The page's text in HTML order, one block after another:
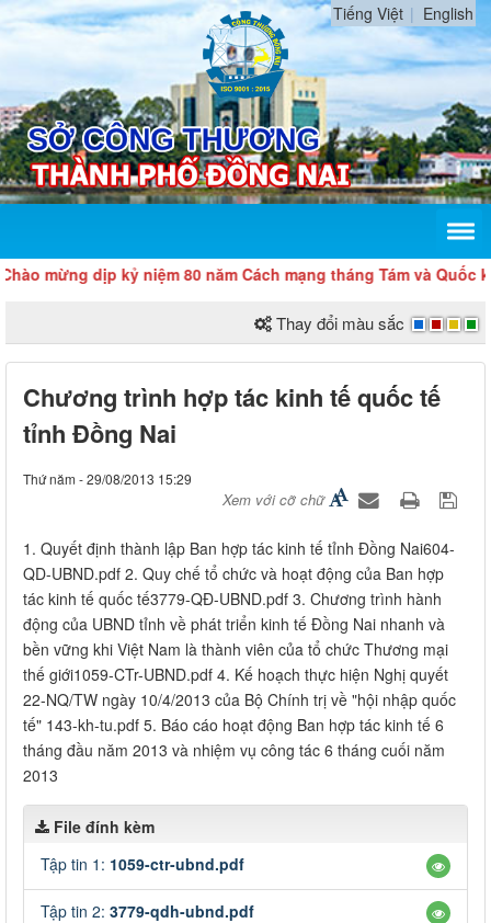
Tiếng Việt English
mừng dịp kỷ niệm 80 năm Cách mạng tháng Tám và Quốc
Thay đổi màu sắc
Chương trình hợp tác kinh tế quốc tế
tỉnh Đồng Nai
Thứ năm - 29/08/2013 15:29
Xem với cỡ chữ
​1. Quyết định thành lập Ban hợp tác kinh tế tỉnh Đồng Nai604-
QD-UBND.pdf 2. Quy chế tổ chức và hoạt động của Ban hợp
tác kinh tế quốc tế​3779-QÐ-UBND.pdf 3. Chương trình hành
động của UBND tỉnh về phát triển kinh tế Đồng Nai nhanh và
bền vững khi Việt Nam là thành viên của tổ chức Thương mại
thế giới1059-CTr-UBND.pdf 4. Kế hoạch thực hiện Nghị quyết
22-NQ/TW ngày 10/4/2013 của Bộ Chính trị về "hội nhập quốc
tế" 143-kh-tu.pdf 5. Báo cáo hoạt động Ban hợp tác kinh tế 6
tháng đầu năm 2013 và nhiệm vụ công tác 6 tháng cuối năm
2013
File đính kèm
Tập tin 1: 1059-ctr-ubnd.pdf
Tập tin 2: 3779-qdh-ubnd.pdf